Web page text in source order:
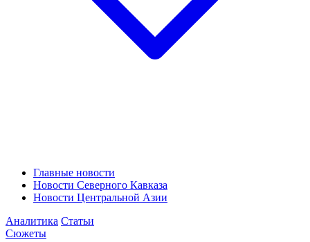
Главные новости
Новости Северного Кавказа
Новости Центральной Азии
Аналитика Статьи
Сюжеты